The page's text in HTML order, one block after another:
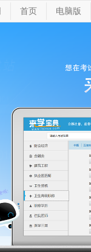
首页 电脑版